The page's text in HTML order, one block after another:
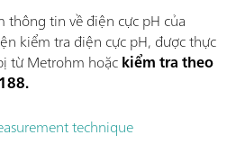
tin về điện cực pH của
kiểm tra điện cực pH, được thực
từ Metrohm hoặckiểm tra theo
technique